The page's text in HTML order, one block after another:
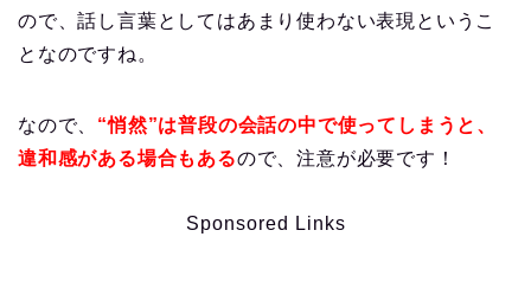
ので、話し言葉としてはあまり使わない表現というこ
となのですね。
なので、 “悄然”は普段の会話の中で使ってしまうと、
違和感がある場合もあるので、注意が必要です！
Sponsored Links